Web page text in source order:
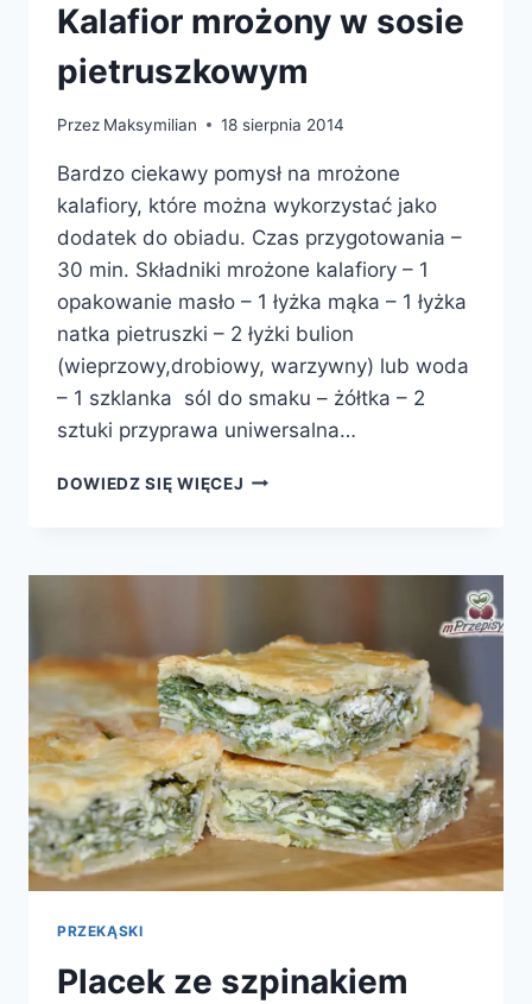
Kalafior mrożony w sosie
pietruszkowym
Przez Maksymilian 18 sierpnia 2014
Bardzo ciekawy pomysł na mrożone
kalafiory, które można wykorzystać jako
dodatek do obiadu. Czas przygotowania –
30 min. Składniki mrożone kalafiory – 1
opakowanie masło – 1 łyżka mąka – 1 łyżka
natka pietruszki – 2 łyżki bulion
(wieprzowy,drobiowy, warzywny) lub woda
– 1 szklanka sól do smaku – żółtka – 2
sztuki przyprawa uniwersalna…
DOWIEDZ SIĘ WIĘCEJ KALAFIOR
PIETRUSZKOWYM
PRZEKĄSKI
Placek ze szpinakiem